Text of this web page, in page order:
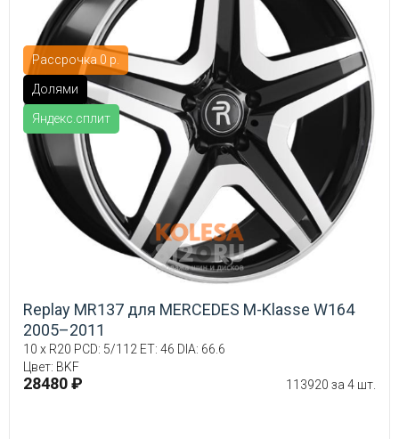
Рассрочка 0 р.
Долями
Яндекс.сплит
Replay MR137 для MERCEDES M-Klasse W164
2005–2011
10 x R20 PCD: 5/112 ET: 46 DIA: 66.6
Цвет: BKF
28480 ₽ 113920 за 4 шт.